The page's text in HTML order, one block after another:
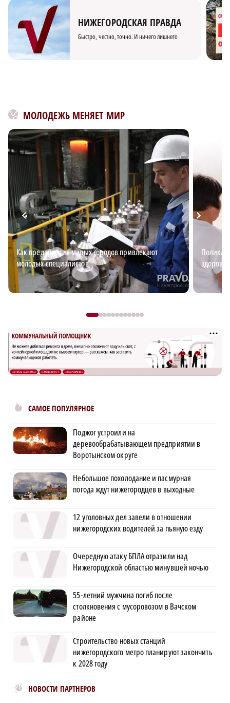
НИЖЕГОРОДСКАЯ ПРАВДА
Быстро, честно, точно. И ничего лишнего
МОЛОДЕЖЬ МЕНЯЕТ МИР
Как предприятия малых городов привлекают
молодых специалистов
САМОЕ ПОПУЛЯРНОЕ
Поджог устроили на
деревообрабатывающем предприятии в
Воротынском округе
Небольшое похолодание и пасмурная
погода ждут нижегородцев в выходные
12 уголовных дел завели в отношении
нижегородских водителей за пьяную езду
Очередную атаку БПЛА отразили над
Нижегородской областью минувшей ночью
55-летний мужчина погиб после
столкновения с мусоровозом в Вачском
районе
Строительство новых станций
нижегородского метро планируют закончить
к 2028 году
НОВОСТИ ПАРТНЕРОВ
Новости МирТесен